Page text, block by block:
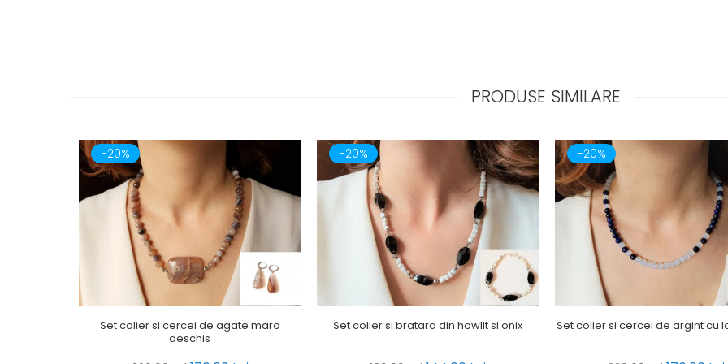
PRODUSE SIMILARE
-20%
Set colier si cercei de agate maro
deschis
-20%
Set colier si bratara din howlit si onix
-20%
Set colier si cercei de argint cu